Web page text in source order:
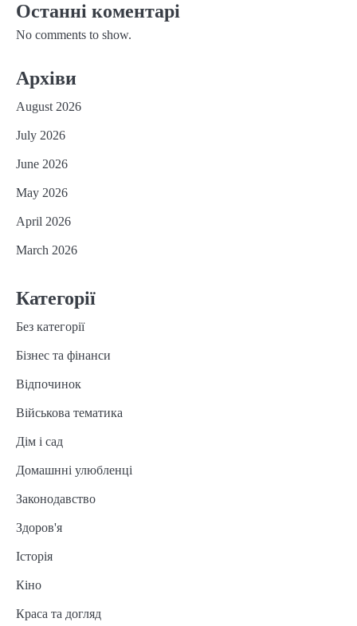
Останні коментарі
No comments to show.
Архіви
August 2026
July 2026
June 2026
May 2026
April 2026
March 2026
Категорії
Без категорії
Бізнес та фінанси
Відпочинок
Військова тематика
Дім і сад
Домашнні улюбленці
Законодавство
Здоров'я
Історія
Кіно
Краса та догляд